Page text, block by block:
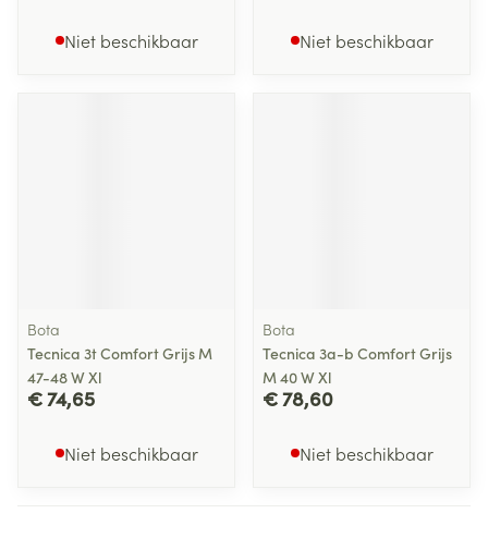
Niet beschikbaar Niet beschikbaar
Bota
Tecnica 3t Comfort Grijs M
47-48 W Xl
€ 74,65
Niet beschikbaar
Bota
Tecnica 3a-b Comfort Grijs
M 40 W Xl
€ 78,60
Niet beschikbaar